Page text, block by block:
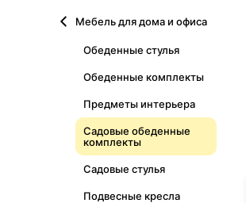
Мебель для дома и офиса
Обеденные стулья
Обеденные комплекты
Предметы интерьера
Садовые обеденные
комплекты
Садовые стулья
Подвесные кресла